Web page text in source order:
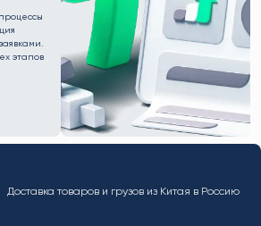
этапов
Доставка товаров и грузов из Китая в Россию